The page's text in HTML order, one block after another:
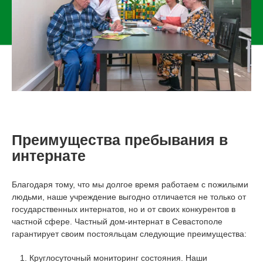
Преимущества пребывания в
интернате
Благодаря тому, что мы долгое время работаем с пожилыми
людьми, наше учреждение выгодно отличается не только от
государственных интернатов, но и от своих конкурентов в
частной сфере. Частный дом-интернат в Севастополе
гарантирует своим постояльцам следующие преимущества:
Круглосуточный мониторинг состояния. Наши